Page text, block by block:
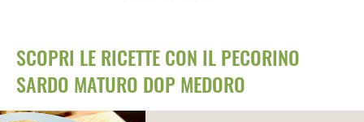
SCOPRI LE RICETTE CON IL PECORINO
SARDO MATURO DOP MEDORO